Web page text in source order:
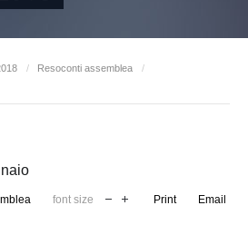
/ Resoconti assemblea
/
font size Print Email